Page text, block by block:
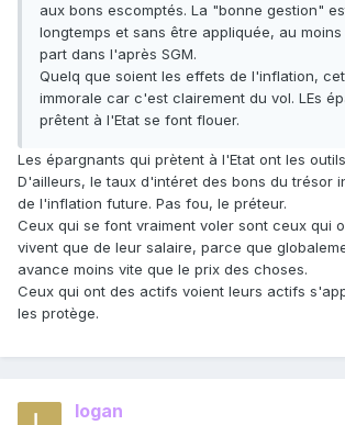
aux bons escomptés. La "bonne gestion"
longtemps et sans être appliquée, au
part dans l'après SGM.
Quelq que soient les effets de l'inflation,
immorale car c'est clairement du vol. LEs
prêtent à l'Etat se font flouer.
Les épargnants qui prètent à l'Etat ont les
D'ailleurs, le taux d'intéret des bons du trésor
de l'inflation future. Pas fou, le préteur.
Ceux qui se font vraiment voler sont ceux qui
vivent que de leur salaire, parce que
avance moins vite que le prix des choses.
Ceux qui ont des actifs voient leurs actifs
les protège.
logan